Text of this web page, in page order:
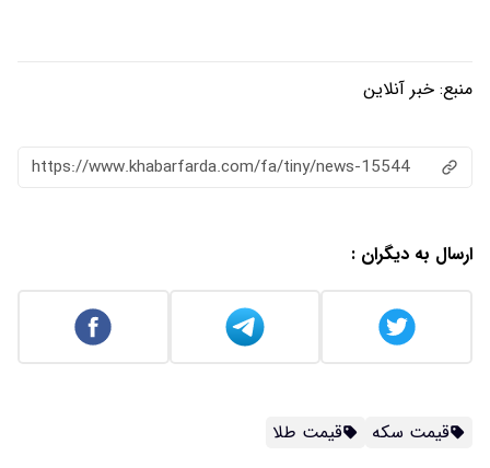
منبع: خبر آنلاین
https://www.khabarfarda.com/fa/tiny/news-15544
ارسال به دیگران :
قیمت سکه قیمت طلا